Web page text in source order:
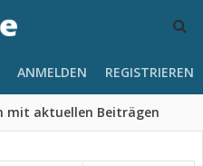
mit aktuellen Beiträgen
ANMELDEN REGISTRIEREN